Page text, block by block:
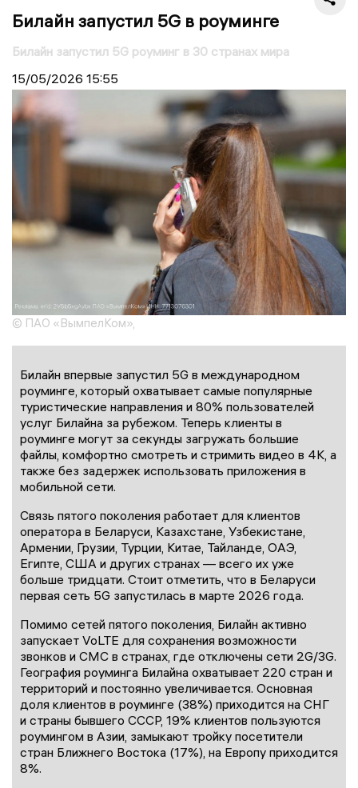
Билайн запустил 5G в роуминге
Билайн запустил 5G роуминг в 30 странах мира
15/05/2026 15:55
© ПАО «ВымпелКом»,
Билайн впервые запустил 5G в международном
роуминге, который охватывает самые популярные
туристические направления и 80% пользователей
услуг Билайна за рубежом. Теперь клиенты в
роуминге могут за секунды загружать большие
файлы, комфортно смотреть и стримить видео в 4K, а
также без задержек использовать приложения в
мобильной сети.
Связь пятого поколения работает для клиентов
оператора в Беларуси, Казахстане, Узбекистане,
Армении, Грузии, Турции, Китае, Тайланде, ОАЭ,
Египте, США и других странах — всего их уже
больше тридцати. Стоит отметить, что в Беларуси
первая сеть 5G запустилась в марте 2026 года.
Помимо сетей пятого поколения, Билайн активно
запускает VoLTE для сохранения возможности
звонков и СМС в странах, где отключены сети 2G/3G.
География роуминга Билайна охватывает 220 стран и
территорий и постоянно увеличивается. Основная
доля клиентов в роуминге (38%) приходится на СНГ
и страны бывшего СССР, 19% клиентов пользуются
роумингом в Азии, замыкают тройку посетители
стран Ближнего Востока (17%), на Европу приходится
8%.